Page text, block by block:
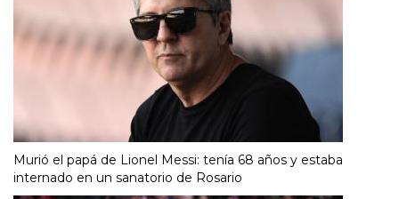
Murió el papá de Lionel Messi: tenía 68 años y estaba
internado en un sanatorio de Rosario